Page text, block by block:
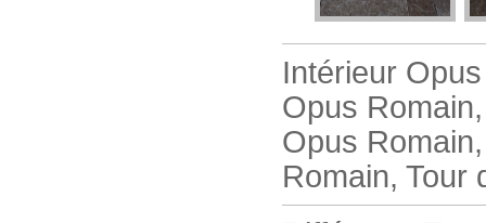
Intérieur
Opus
Opus
Romain, Tour